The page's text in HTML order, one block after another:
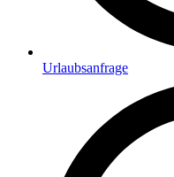
Urlaubsanfrage